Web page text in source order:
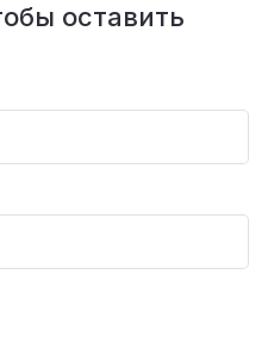
оставить